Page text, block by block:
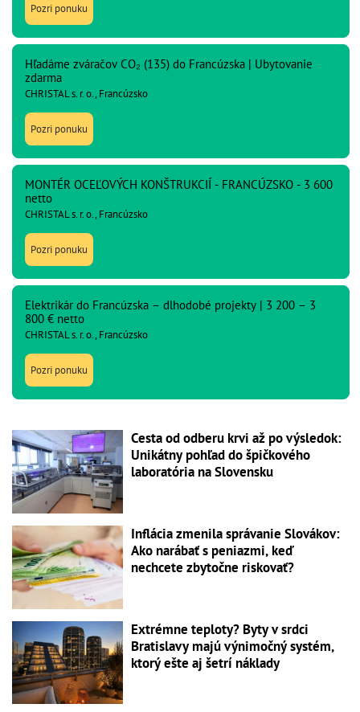
Pozri ponuku
Hľadáme zváračov CO₂ (135) do Francúzska | Ubytovanie
zdarma
CHRISTAL s. r. o., Francúzsko
Pozri ponuku
MONTÉR OCEĽOVÝCH KONŠTRUKCIÍ - FRANCÚZSKO - 3 600
netto
CHRISTAL s. r. o., Francúzsko
Pozri ponuku
Elektrikár do Francúzska – dlhodobé projekty | 3 200 – 3
800 € netto
CHRISTAL s. r. o., Francúzsko
Pozri ponuku
Cesta od odberu krvi až po výsledok:
Unikátny pohľad do špičkového
laboratória na Slovensku
Inflácia zmenila správanie Slovákov:
Ako narábať s peniazmi, keď
nechcete zbytočne riskovať?
Extrémne teploty? Byty v srdci
Bratislavy majú výnimočný systém,
ktorý ešte aj šetrí náklady